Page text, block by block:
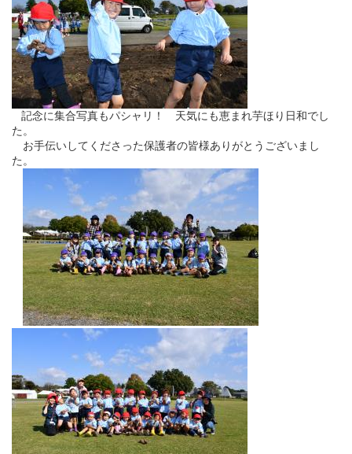
記念に集合写真もパシャリ！ 天気にも恵まれ芋ほり日和でし
た。
お手伝いしてくださった保護者の皆様ありがとうございまし
た。